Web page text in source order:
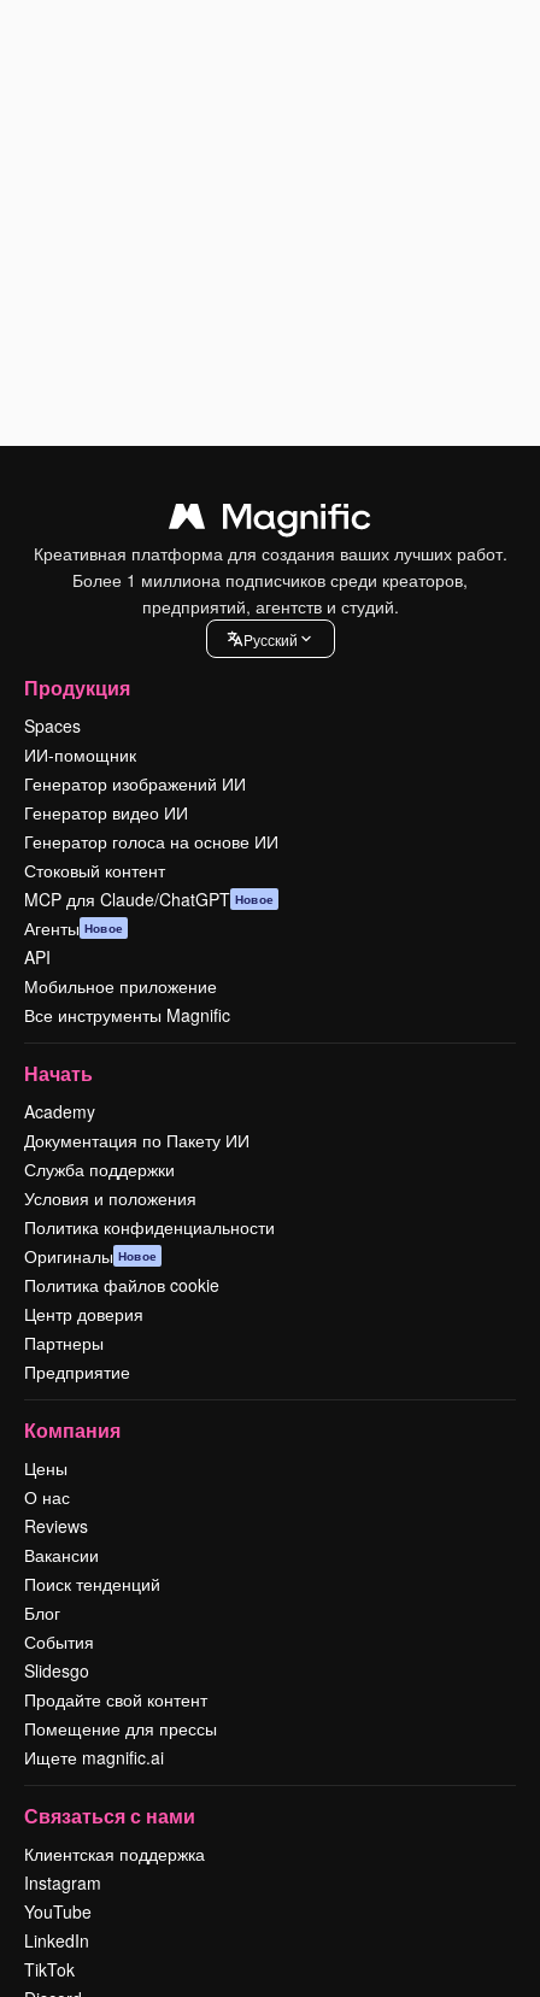
Креативная платформа для создания ваших лучших работ.
Более 1 миллиона подписчиков среди креаторов,
предприятий, агентств и студий.
Pусский
Продукция
Spaces
ИИ-помощник
Генератор изображений ИИ
Генератор видео ИИ
Генератор голоса на основе ИИ
Стоковый контент
MCP для Claude/ChatGPT Новое
Агенты Новое
API
Мобильное приложение
Все инструменты Magnific
Начать
Academy
Документация по Пакету ИИ
Служба поддержки
Условия и положения
Политика конфиденциальности
Оригиналы Новое
Политика файлов cookie
Центр доверия
Партнеры
Предприятие
Компания
Цены
О нас
Reviews
Вакансии
Поиск тенденций
Блог
События
Slidesgo
Продайте свой контент
Помещение для прессы
Ищете magnific.ai
Связаться с нами
Клиентская поддержка
Instagram
YouTube
LinkedIn
TikTok